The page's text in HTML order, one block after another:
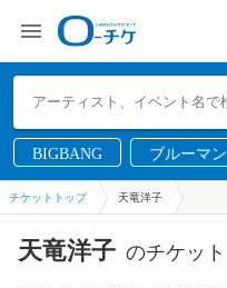
BIGBANG ブルーマン
チケットトップ 天竜洋子
天竜洋子 のチケット